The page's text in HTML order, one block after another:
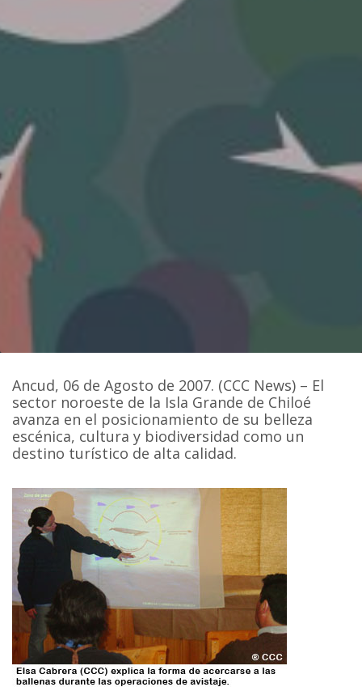
Ancud, 06 de Agosto de 2007. (CCC News) – El
sector noroeste de la Isla Grande de Chiloé
avanza en el posicionamiento de su belleza
escénica, cultura y biodiversidad como un
destino turístico de alta calidad.